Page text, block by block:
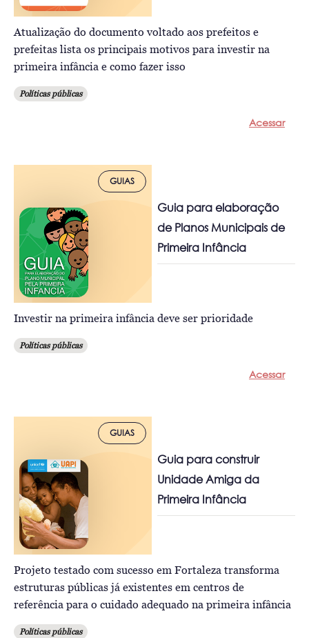
Atualização do documento voltado aos prefeitos e
prefeitas lista os principais motivos para investir na
primeira infância e como fazer isso
Políticas públicas
Acessar
GUIAS
Guia para elaboração
de Planos Municipais de
Primeira Infância
Investir na primeira infância deve ser prioridade
Políticas públicas
Acessar
GUIAS
Guia para construir
Unidade Amiga da
Primeira Infância
Projeto testado com sucesso em Fortaleza transforma
estruturas públicas já existentes em centros de
referência para o cuidado adequado na primeira infância
Políticas públicas